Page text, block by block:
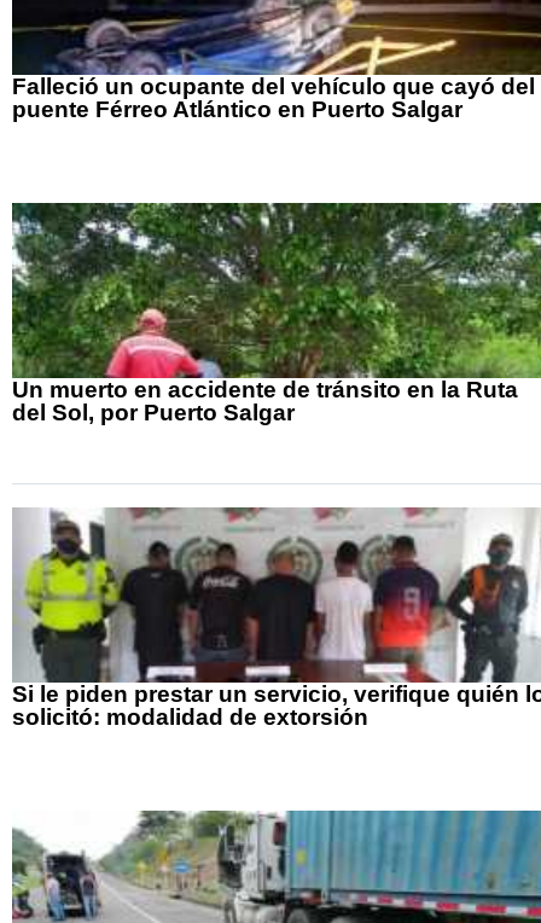
Falleció un ocupante del vehículo que cayó del
puente Férreo Atlántico en Puerto Salgar
Un muerto en accidente de tránsito en la Ruta
del Sol, por Puerto Salgar
Si le piden prestar un servicio, verifique quién
solicitó: modalidad de extorsión